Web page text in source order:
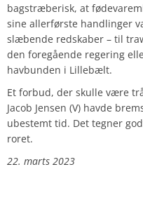
bagstræberisk, at
sine allerførste handlinger
slæbende redskaber – til
den foregående regering
havbunden i Lillebælt.
Et forbud, der skulle være
Jacob Jensen (V) havde
ubestemt tid. Det tegner
roret.
22. marts 2023